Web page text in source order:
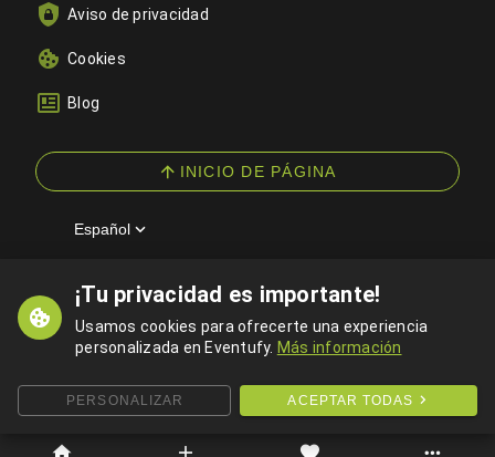
¡Tu privacidad es importante!
Usamos cookies para ofrecerte una experiencia
personalizada en Eventufy. Más información
PERSONALIZAR ACEPTAR TODAS
Aviso de privacidad
Cookies
Blog
INICIO DE PÁGINA
Español